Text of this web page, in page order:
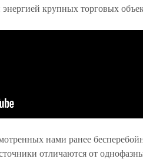
крупных торговых
нами ранее
отличаются от